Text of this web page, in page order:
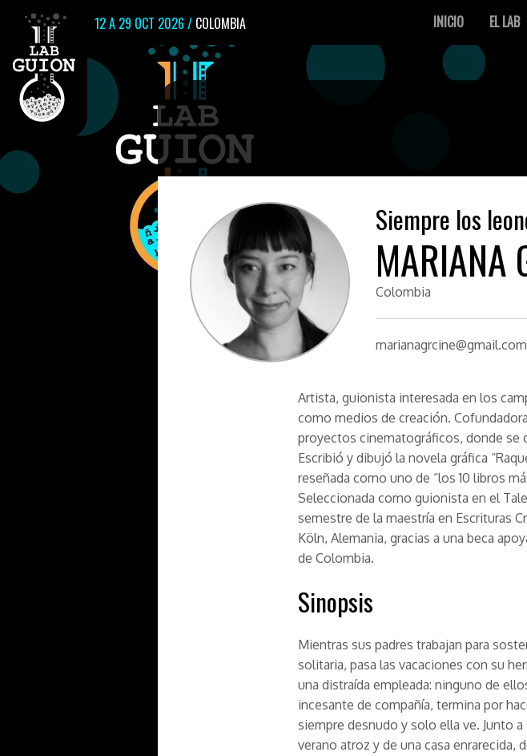
12 A 29 OCT 2026 / COLOMBIA INICIO EL LAB
Siempre los
MARIANA
Colombia
marianagrcine@gmail.com
Artista, guionista interesada en los
como medios de creación.
proyectos cinematográficos, donde se
Escribió y dibujó la novela gráfica
reseñada como uno de “los 10 libros
Seleccionada como guionista en el
semestre de la maestría en Escrituras
Köln, Alemania, gracias a una beca
de Colombia.
Sinopsis
Mientras sus padres trabajan para
solitaria, pasa las vacaciones con su
una distraída empleada: ninguno de
incesante de compañía, termina por
siempre desnudo y solo ella ve. Junto
verano atroz y de una casa